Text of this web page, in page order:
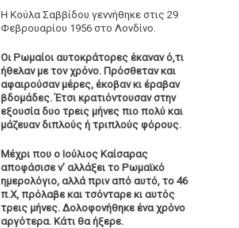
Η Κούλα Σαββίδου γεννήθηκε στις 29
Φεβρουαρίου 1956 στο Λονδίνο.
Οι Ρωμαίοι αυτοκράτορες έκαναν ό,τι
ήθελαν με τον χρόνο. Πρόσθεταν και
αφαιρούσαν μέρες, έκοβαν κι έραβαν
βδομάδες. Έτσι κρατιόντουσαν στην
εξουσία δυο τρεις μήνες πιο πολύ και
μάζευαν διπλούς ή τριπλούς φόρους.
Μέχρι που ο Ιούλιος Καίσαρας
αποφάσισε ν’ αλλάξει το Ρωμαϊκό
ημερολόγιο, αλλά πριν από αυτό, το 46
π.Χ, πρόλαβε και τσόνταρε κι αυτός
τρεις μήνες. Δολοφονήθηκε ένα χρόνο
αργότερα. Κάτι θα ήξερε.